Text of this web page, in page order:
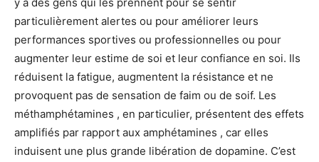
particulièrement alertes ou pour améliorer leurs
performances sportives ou professionnelles ou pour
augmenter leur estime de soi et leur confiance en soi. Ils
réduisent la fatigue, augmentent la résistance et ne
provoquent pas de sensation de faim ou de soif. Les
méthamphétamines , en particulier, présentent des effets
amplifiés par rapport aux amphétamines , car elles
induisent une plus grande libération de dopamine. C’est